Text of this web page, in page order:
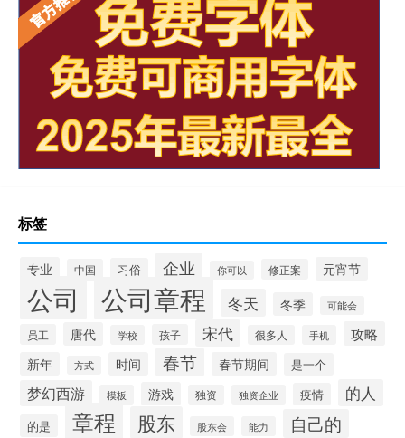
标签
专业 中国 习俗 企业 你可以 修正案 元宵节
公司 公司章程 冬天 冬季 可能会
员工 唐代 学校 孩子 宋代 很多人 手机 攻略
新年 方式 时间 春节 春节期间 是一个
梦幻西游 模板 游戏 独资 独资企业 疫情 的人
的是 章程 股东 股东会 能力 自己的